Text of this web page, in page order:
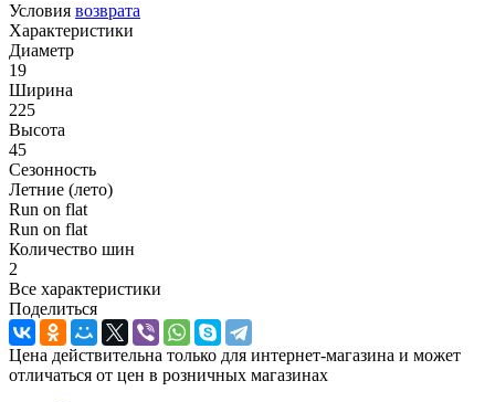
Условия возврата
Характеристики
Диаметр
19
Ширина
225
Высота
45
Сезонность
Летние (лето)
Run on flat
Run on flat
Количество шин
2
Все характеристики
Поделиться
Цена действительна только для интернет-магазина и может
отличаться от цен в розничных магазинах